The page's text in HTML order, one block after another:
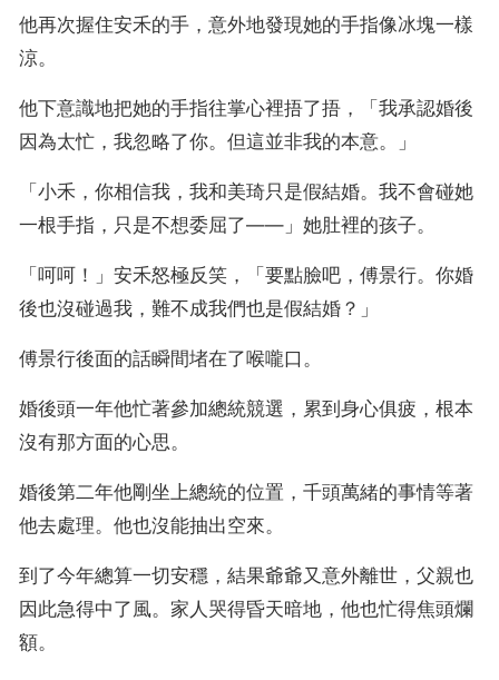
他再次握住安禾的手，意外地發現她的手指像冰塊一樣
涼。
他下意識地把她的手指往掌心裡捂了捂，「我承認婚後
因為太忙，我忽略了你。但這並非我的本意。」
「小禾，你相信我，我和美琦只是假結婚。我不會碰她
一根手指，只是不想委屈了——」她肚裡的孩子。
「呵呵！」安禾怒極反笑，「要點臉吧，傅景行。你婚
後也沒碰過我，難不成我們也是假結婚？」
傅景行後面的話瞬間堵在了喉嚨口。
婚後頭一年他忙著參加總統競選，累到身心俱疲，根本
沒有那方面的心思。
婚後第二年他剛坐上總統的位置，千頭萬緒的事情等著
他去處理。他也沒能抽出空來。
到了今年總算一切安穩，結果爺爺又意外離世，父親也
因此急得中了風。家人哭得昏天暗地，他也忙得焦頭爛
額。